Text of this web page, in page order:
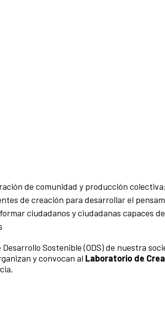
de comunidad y producción
de creación para desarrollar el
ciudadanos y ciudadanas capaces
Sostenible (ODS) de nuestra
y convocan al Laboratorio de